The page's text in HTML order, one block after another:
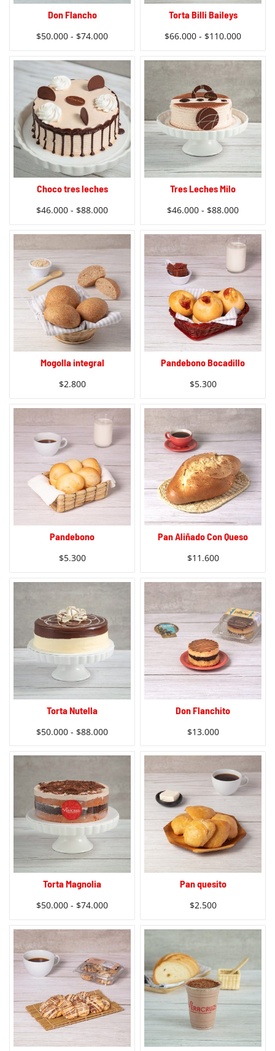
Don Flancho
$50.000 - $74.000
Torta Billi Baileys
$66.000 - $110.000
Choco tres leches
$46.000 - $88.000
Tres Leches Milo
$46.000 - $88.000
Mogolla integral
$2.800
Pandebono Bocadillo
$5.300
Pandebono
$5.300
Pan Aliñado Con Queso
$11.600
Torta Nutella
$50.000 - $88.000
Don Flanchito
$13.000
Torta Magnolia
$50.000 - $74.000
Pan quesito
$2.500